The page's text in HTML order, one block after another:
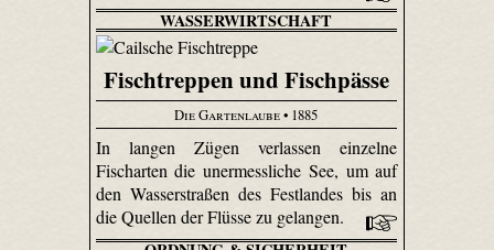
WASSERWIRTSCHAFT
Fischtreppen und Fischpässe
Die Gartenlaube• 1885
In langen Zügen verlassen einzelne
Fischarten die unermessliche See, um auf
den Wasserstraßen des Festlandes bis an
die Quellen der Flüsse zu gelangen.